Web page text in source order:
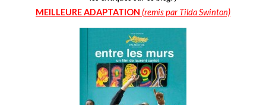
MEILLEURE ADAPTATION (remis par Tilda Swinton)